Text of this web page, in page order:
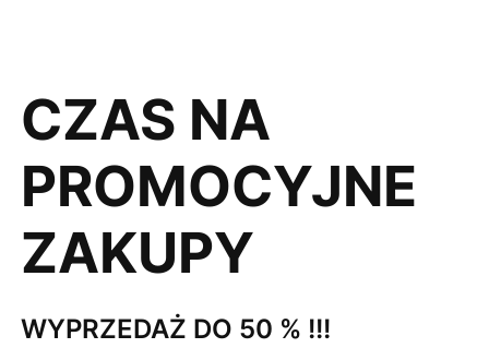
CZAS NA
PROMOCYJNE
ZAKUPY
WYPRZEDAŻ DO 50 % !!!